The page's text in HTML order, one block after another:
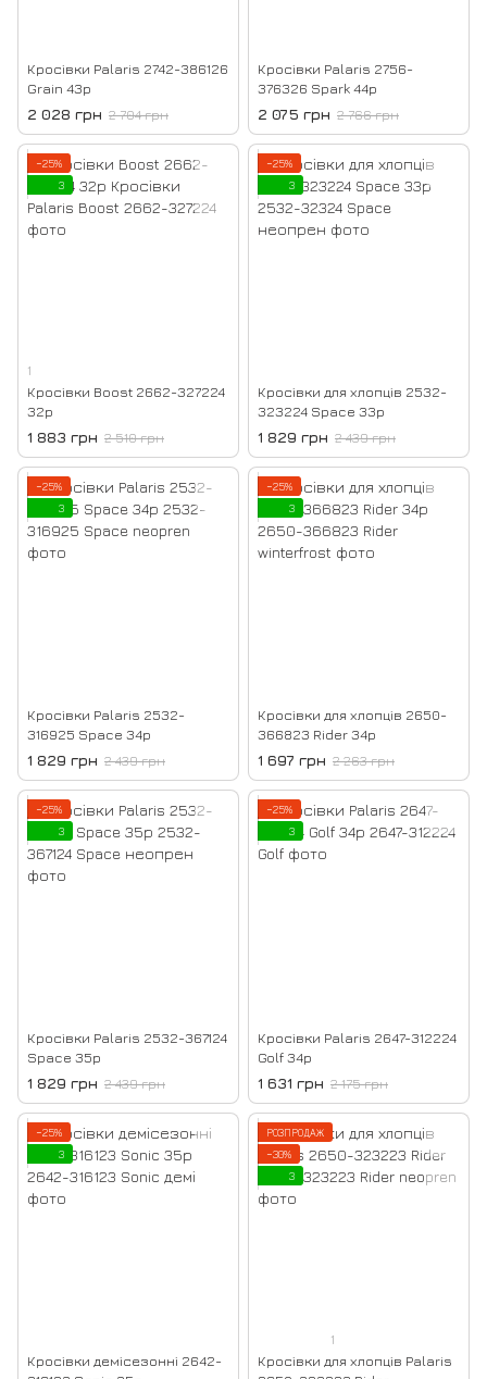
Кросівки Palaris 2742-386126
Grain 43р
2 028 грн 2 704 грн
Кросівки Palaris 2756-
376326 Spark 44р
2 075 грн 2 766 грн
−25%
3
1
Кросівки Boost 2662-327224
32р
1 883 грн 2 510 грн
−25%
3
Кросівки для хлопців 2532-
323224 Space 33р
1 829 грн 2 439 грн
−25%
3
Кросівки Palaris 2532-
316925 Space 34р
1 829 грн 2 439 грн
−25%
3
Кросівки для хлопців 2650-
366823 Rider 34р
1 697 грн 2 263 грн
−25%
3
Кросівки Palaris 2532-367124
Space 35р
1 829 грн 2 439 грн
−25%
3
Кросівки Palaris 2647-312224
Golf 34р
1 631 грн 2 175 грн
−25%
3
Кросівки демісезонні 2642-
РОЗПРОДАЖ
−30%
3
1
Кросівки для хлопців Palaris